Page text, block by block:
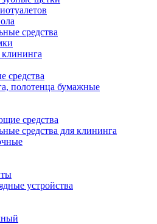
средства
средства
полотенца бумажные
средства
средства для клининга
устройства